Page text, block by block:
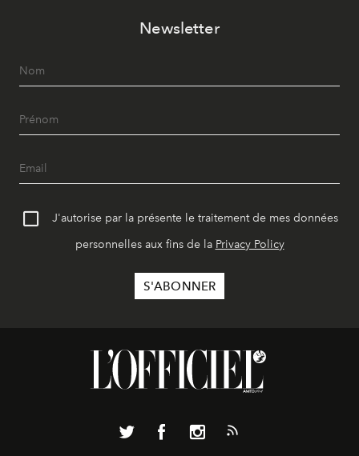
Newsletter
J'autorise par la présente le traitement de mes données
personnelles aux fins de la Privacy Policy